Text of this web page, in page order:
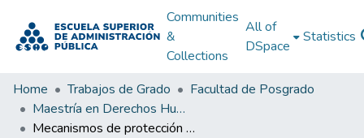
Communities
&
Collections
All of
DSpace
Statistics
Home Trabajos de Grado
Facultad de Posgrado
Maestría en Derechos Humanos, Gestión de la Transición y Posconflicto
Mecanismos de protección a líderes y defensores de derechos humanos en el municipio de Quibdó en el marco del acuerdo final de paz